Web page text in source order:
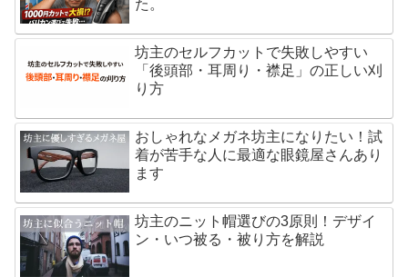
た。
坊主のセルフカットで失敗しやすい
「後頭部・耳周り・襟足」の正しい刈
り方
おしゃれなメガネ坊主になりたい！試
着が苦手な人に最適な眼鏡屋さんあり
ます
坊主のニット帽選びの3原則！デザイ
ン・いつ被る・被り方を解説